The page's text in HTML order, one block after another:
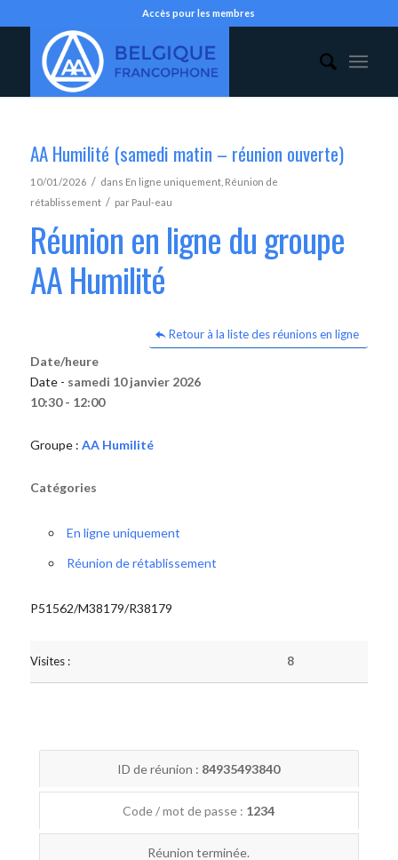
Accès pour les membres
AA Humilité (samedi matin – réunion ouverte)
10/01/2026 / dans En ligne uniquement, Réunion de
rétablissement / par Paul-eau
Réunion en ligne du groupe
AA Humilité
Retour à la liste des réunions en ligne
Date/heure
Date - samedi 10 janvier 2026
10:30 - 12:00
Groupe : AA Humilité
Catégories
En ligne uniquement
Réunion de rétablissement
P51562/M38179/R38179
Visites : 8
ID de réunion : 84935493840
Code / mot de passe : 1234
Réunion terminée.